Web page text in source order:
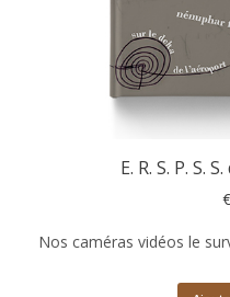
E. R. S. P. S.
€
Nos caméras vidéos le